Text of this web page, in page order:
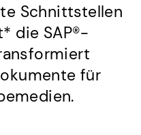
Schnittstellen
die SAP®-
für